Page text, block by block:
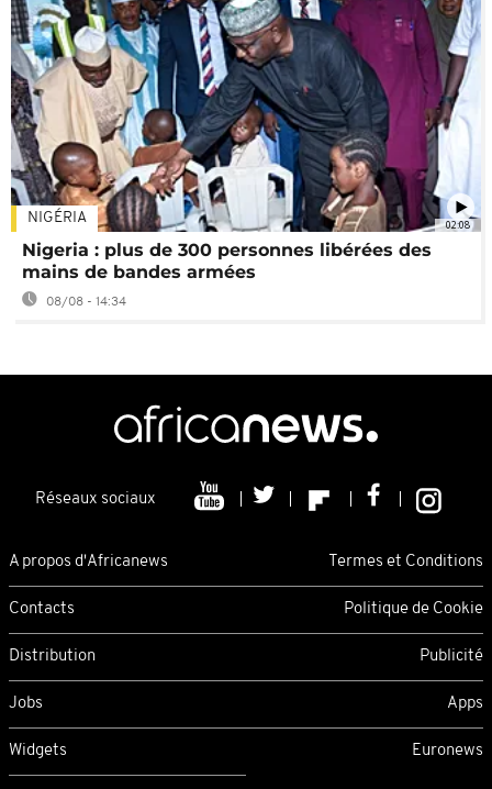
02:08
NIGÉRIA
Nigeria : plus de 300 personnes libérées des
mains de bandes armées
08/08 - 14:34
Réseaux sociaux
A propos d'Africanews Termes et Conditions
Contacts Politique de Cookie
Distribution Publicité
Jobs Apps
Widgets Euronews